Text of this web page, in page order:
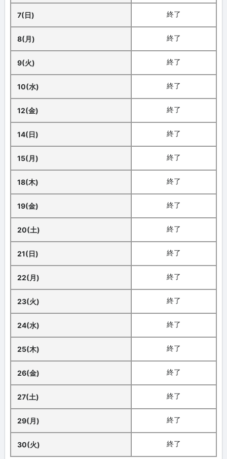
7(日) 終了
8(月) 終了
9(火) 終了
10(水) 終了
12(金) 終了
14(日) 終了
15(月) 終了
18(木) 終了
19(金) 終了
20(土) 終了
21(日) 終了
22(月) 終了
23(火) 終了
24(水) 終了
25(木) 終了
26(金) 終了
27(土) 終了
29(月) 終了
30(火) 終了